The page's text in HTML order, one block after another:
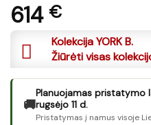
614 €
Kolekcija YORK B.
Žiūrėti visas
🚚
Planuojamas pristatymo
rugsėjo 11 d.
Pristatymas į namus visoje